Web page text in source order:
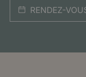
RENDEZ-